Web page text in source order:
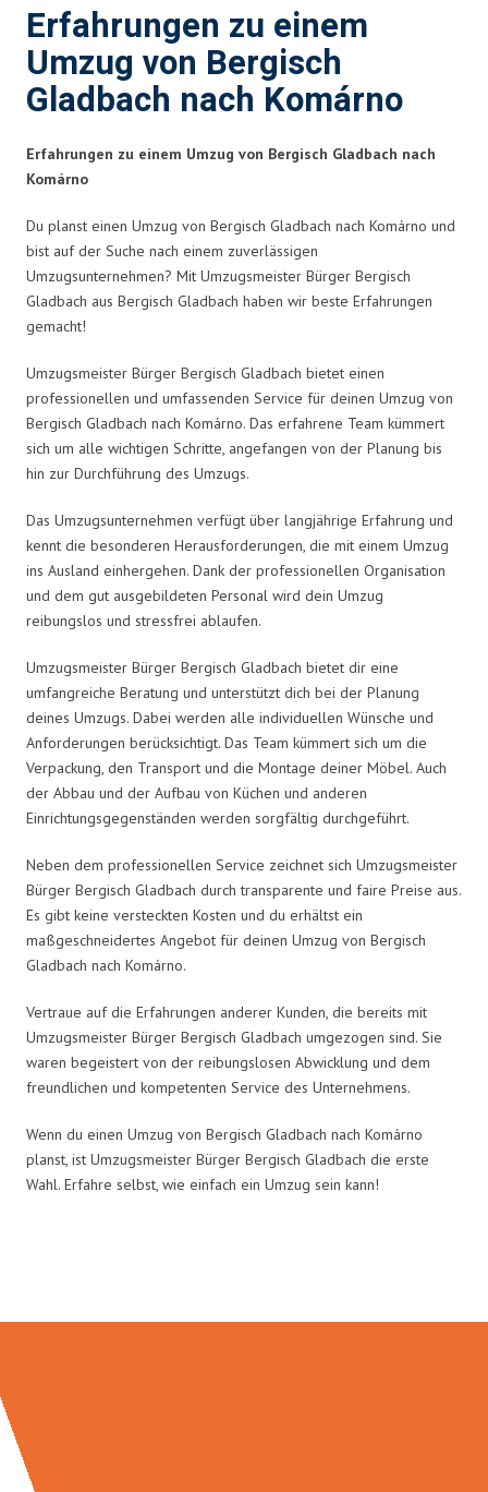
Erfahrungen zu einem
Umzug von Bergisch
Gladbach nach Komárno
Erfahrungen zu einem Umzug von Bergisch Gladbach nach
Komárno
Du planst einen Umzug von Bergisch Gladbach nach Komárno und
bist auf der Suche nach einem zuverlässigen
Umzugsunternehmen? Mit Umzugsmeister Bürger Bergisch
Gladbach aus Bergisch Gladbach haben wir beste Erfahrungen
gemacht!
Umzugsmeister Bürger Bergisch Gladbach bietet einen
professionellen und umfassenden Service für deinen Umzug von
Bergisch Gladbach nach Komárno. Das erfahrene Team kümmert
sich um alle wichtigen Schritte, angefangen von der Planung bis
hin zur Durchführung des Umzugs.
Das Umzugsunternehmen verfügt über langjährige Erfahrung und
kennt die besonderen Herausforderungen, die mit einem Umzug
ins Ausland einhergehen. Dank der professionellen Organisation
und dem gut ausgebildeten Personal wird dein Umzug
reibungslos und stressfrei ablaufen.
Umzugsmeister Bürger Bergisch Gladbach bietet dir eine
umfangreiche Beratung und unterstützt dich bei der Planung
deines Umzugs. Dabei werden alle individuellen Wünsche und
Anforderungen berücksichtigt. Das Team kümmert sich um die
Verpackung, den Transport und die Montage deiner Möbel. Auch
der Abbau und der Aufbau von Küchen und anderen
Einrichtungsgegenständen werden sorgfältig durchgeführt.
Neben dem professionellen Service zeichnet sich Umzugsmeister
Bürger Bergisch Gladbach durch transparente und faire Preise aus.
Es gibt keine versteckten Kosten und du erhältst ein
maßgeschneidertes Angebot für deinen Umzug von Bergisch
Gladbach nach Komárno.
Vertraue auf die Erfahrungen anderer Kunden, die bereits mit
Umzugsmeister Bürger Bergisch Gladbach umgezogen sind. Sie
waren begeistert von der reibungslosen Abwicklung und dem
freundlichen und kompetenten Service des Unternehmens.
Wenn du einen Umzug von Bergisch Gladbach nach Komárno
planst, ist Umzugsmeister Bürger Bergisch Gladbach die erste
Wahl. Erfahre selbst, wie einfach ein Umzug sein kann!